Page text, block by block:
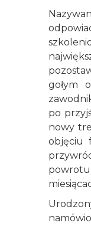
gołym
po
nowy
objęciu